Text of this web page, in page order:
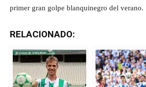
primer gran golpe blanquinegro del verano.
RELACIONADO: